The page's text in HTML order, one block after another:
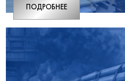
ПОДРОБНЕЕ